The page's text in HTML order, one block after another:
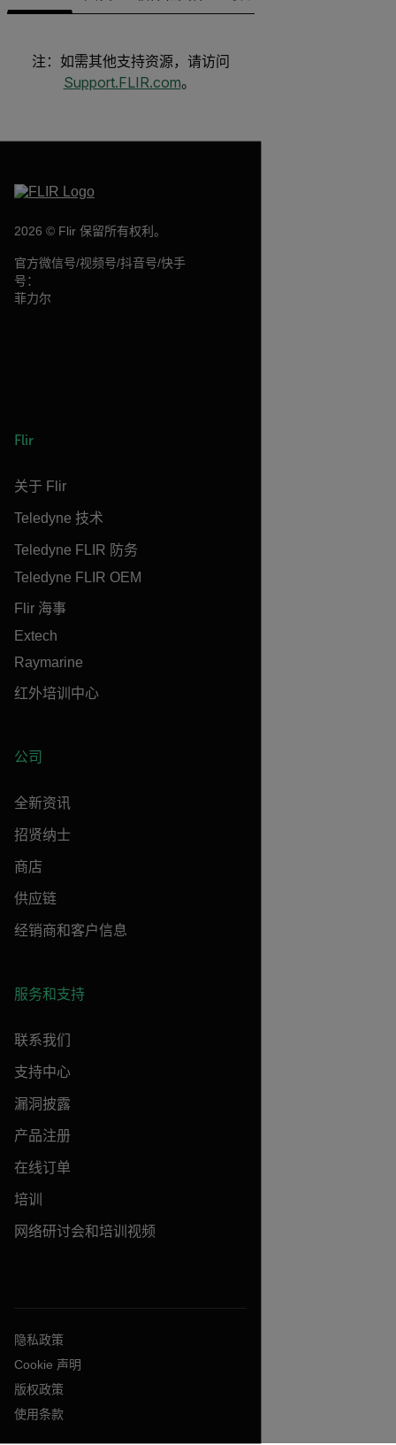
注：如需其他支持资源，请访问
Support.FLIR.com。
2026 © Flir 保留所有权利。
官方微信号/视频号/抖音号/快手
号：
菲力尔
Flir
关于 Flir
Teledyne 技术
Teledyne FLIR 防务
Teledyne FLIR OEM
Flir 海事
Extech
Raymarine
红外培训中心
公司
全新资讯
招贤纳士
商店
供应链
经销商和客户信息
服务和支持
联系我们
支持中心
漏洞披露
产品注册
在线订单
培训
网络研讨会和培训视频
隐私政策
Cookie 声明
版权政策
使用条款